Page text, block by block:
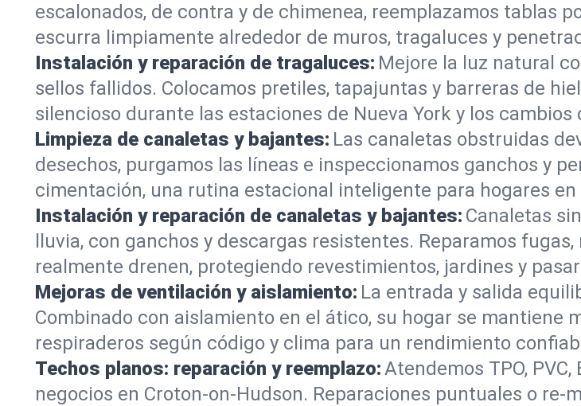
escalonados, de contra y de chimenea, reemplazamos tablas
escurra limpiamente alrededor de muros, tragaluces y
Instalación y reparación de tragaluces: Mejore la luz natural
sellos fallidos. Colocamos pretiles, tapajuntas y barreras de
silencioso durante las estaciones de Nueva York y los
Limpieza de canaletas y bajantes: Las canaletas obstruidas
desechos, purgamos las líneas e inspeccionamos ganchos y
cimentación, una rutina estacional inteligente para hogares en
Instalación y reparación de canaletas y bajantes: Canaletas
lluvia, con ganchos y descargas resistentes. Reparamos
realmente drenen, protegiendo revestimientos, jardines y
Mejoras de ventilación y aislamiento: La entrada y salida
Combinado con aislamiento en el ático, su hogar se mantiene
respiraderos según código y clima para un rendimiento
Techos planos: reparación y reemplazo:Atendemos TPO,
negocios en Croton-on-Hudson. Reparaciones puntuales o